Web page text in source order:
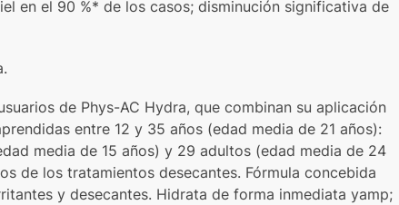
en el 90 %* de los casos; disminución significativa de
de Phys-AC Hydra, que combinan su aplicación
entre 12 y 35 años (edad media de 21 años):
media de 15 años) y 29 adultos (edad media de 24
de los tratamientos desecantes. Fórmula concebida
y desecantes. Hidrata de forma inmediata yamp;